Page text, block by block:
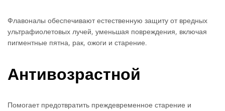
Флавоналы обеспечивают естественную защиту от вредных
ультрафиолетовых лучей, уменьшая повреждения, включая
пигментные пятна, рак, ожоги и старение.
Антивозрастной
Помогает предотвратить преждевременное старение и